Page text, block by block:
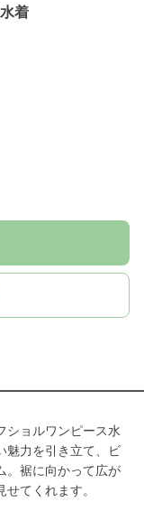
着
ショルワンピース水
魅力を引き立て、ビ
。裾に向かって広が
てくれます。